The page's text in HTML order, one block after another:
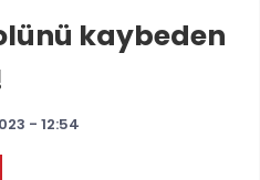
kaybeden
- 12:54